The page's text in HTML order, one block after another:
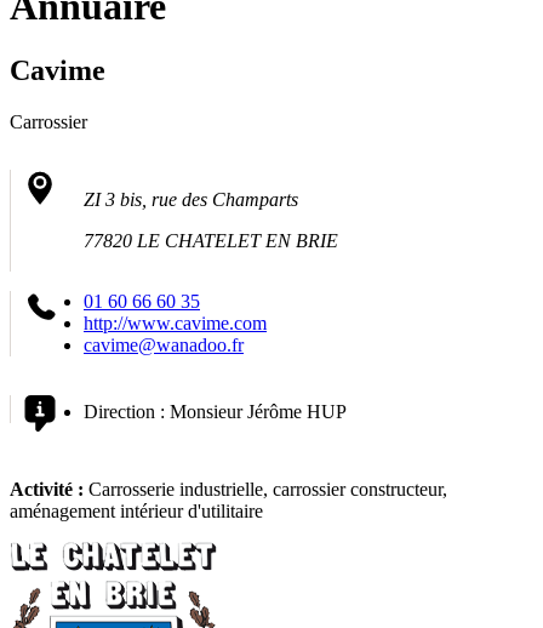
Cavime
Carrossier
ZI 3 bis, rue des Champarts
77820 LE CHATELET EN BRIE
01 60 66 60 35
http://www.cavime.com
cavime@wanadoo.fr
Direction : Monsieur Jérôme HUP
Activité : Carrosserie industrielle, carrossier constructeur,
aménagement intérieur d'utilitaire